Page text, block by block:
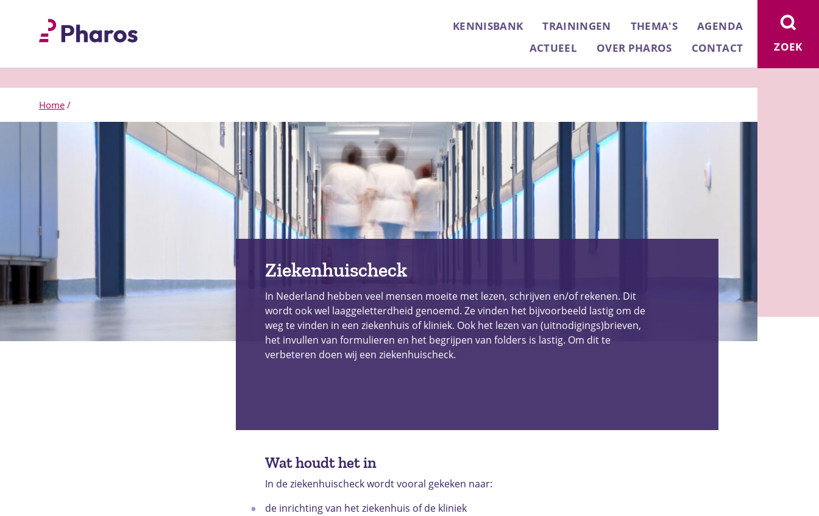
ZOEK
KENNISBANK TRAININGEN THEMA'S
AGENDA
ACTUEEL
OVER PHAROS CONTACT
Home /
Ziekenhuischeck
In Nederland hebben veel mensen moeite met lezen, schrijven en/of rekenen. Dit
wordt ook wel laaggeletterdheid genoemd. Ze vinden het bijvoorbeeld lastig om de
weg te vinden in een ziekenhuis of kliniek. Ook het lezen van (uitnodigings)brieven,
het invullen van formulieren en het begrijpen van folders is lastig. Om dit te
verbeteren doen wij een ziekenhuischeck.
Wat houdt het in
In de ziekenhuischeck wordt vooral gekeken naar:
de inrichting van het ziekenhuis of de kliniek